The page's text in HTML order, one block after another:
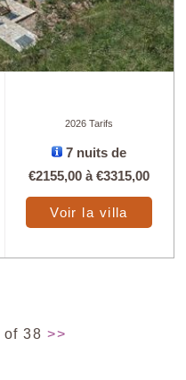
2026 Tarifs
7 nuits de
€2155,00 à€3315,00
Voir la villa
of 38 >>